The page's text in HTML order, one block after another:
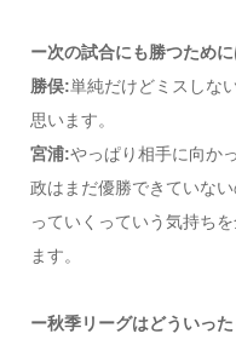
ー次の試合にも勝つため
勝俣:単純だけどミスしな
思います。
宮浦:やっぱり相手に向か
政はまだ優勝できていな
っていくっていう気持ち
ます。
ー秋季リーグはどういっ